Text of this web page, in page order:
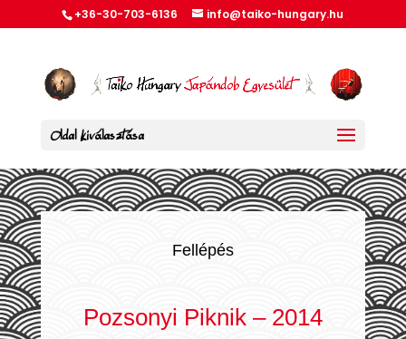
+36-30-703-6136 info@taiko-hungary.hu
Oldal kiválasztása
Fellépés
Pozsonyi Piknik – 2014